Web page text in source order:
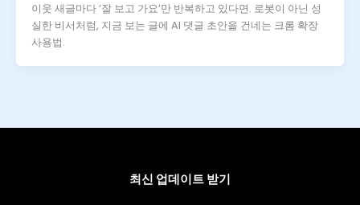
이웃 새글마다 ‘잘 보고 가요’만 반복하고 있다면. 로봇이 아닌 성
실한 비서처럼, 지금 보는 글에 AI 댓글 초안을 건네는 크롬 확장
사용법.
최신 업데이트 받기